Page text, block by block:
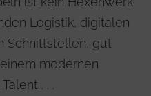
Logistik, digitalen
Schnittstellen, gut
modernen
. . .